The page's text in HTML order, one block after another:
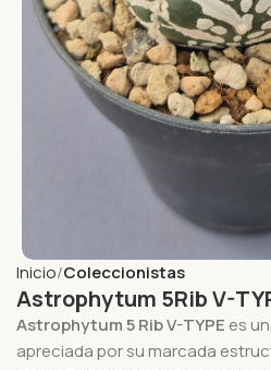
Inicio Coleccionistas
Astrophytum 5Rib V-
Astrophytum 5 Rib V-TYPE es
apreciada por su marcada